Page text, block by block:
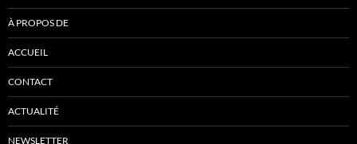
À PROPOS DE
ACCUEIL
CONTACT
ACTUALITÉ
NEWSLETTER